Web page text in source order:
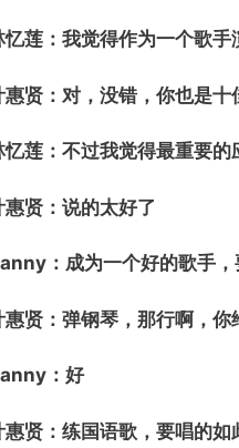
忆莲：我觉得作为一个歌手
惠贤：对，没错，你也是十
忆莲：不过我觉得最重要
惠贤：说的太好了
：成为一个好的歌手
惠贤：弹钢琴，那行啊，你
：好
惠贤：练国语歌，要唱的如